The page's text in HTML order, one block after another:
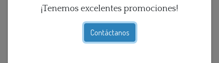
¡Tenemos excelentes promociones!
Contáctanos